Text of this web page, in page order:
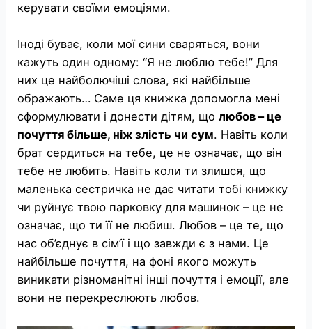
керувати своїми емоціями.
Іноді буває, коли мої сини сваряться, вони
кажуть один одному: “Я не люблю тебе!” Для
них це найболючіші слова, які найбільше
ображають… Саме ця книжка допомогла мені
сформулювати і донести дітям, щолюбов – це
почуття більше, ніж злість чи сум. Навіть коли
брат сердиться на тебе, це не означає, що він
тебе не любить. Навіть коли ти злишся, що
маленька сестричка не дає читати тобі книжку
чи руйнує твою парковку для машинок – це не
означає, що ти її не любиш. Любов – це те, що
нас об’єднує в сім’ї і що завжди є з нами. Це
найбільше почуття, на фоні якого можуть
виникати різноманітні інші почуття і емоції, але
вони не перекреслюють любов.